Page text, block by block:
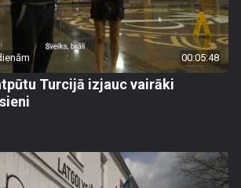
00:05:48
Turcijā izjauc vairāki